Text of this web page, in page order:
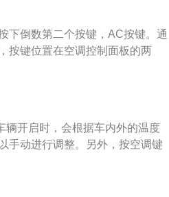
能都是为了使乘客感到舒适。
，也能冷却空气，以便把车厢
空气中的湿气。干燥空气吸收
吸入新风，具有通风功能；
粉。
下倒数第二个按键，AC按键。通
按键位置在空调控制面板的两
机动车辆上的空调是可以调节车
冷风，可以调节风量的大小和吹
打开空调控制开关，车辆就会自
辆开启时，会根据车内外的温度
手动进行调整。另外，按空调键
冷空气了。汽车空调AC是压缩机
中最重要的部件之一，起着压缩